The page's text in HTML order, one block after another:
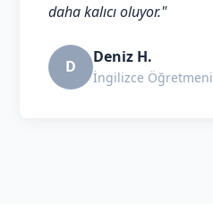
daha kalıcı oluyor."
D Deniz H.
İngilizce Öğretmeni